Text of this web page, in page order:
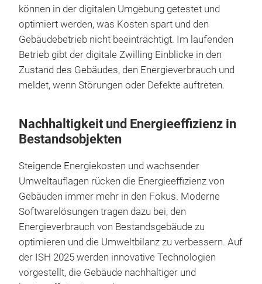
können in der digitalen Umgebung getestet und
optimiert werden, was Kosten spart und den
Gebäudebetrieb nicht beeinträchtigt. Im laufenden
Betrieb gibt der digitale Zwilling Einblicke in den
Zustand des Gebäudes, den Energieverbrauch und
meldet, wenn Störungen oder Defekte auftreten.
Nachhaltigkeit und Energieeffizienz in
Bestandsobjekten
Steigende Energiekosten und wachsender
Umweltauflagen rücken die Energieeffizienz von
Gebäuden immer mehr in den Fokus. Moderne
Softwarelösungen tragen dazu bei, den
Energieverbrauch von Bestandsgebäude zu
optimieren und die Umweltbilanz zu verbessern. Auf
der ISH 2025 werden innovative Technologien
vorgestellt, die Gebäude nachhaltiger und